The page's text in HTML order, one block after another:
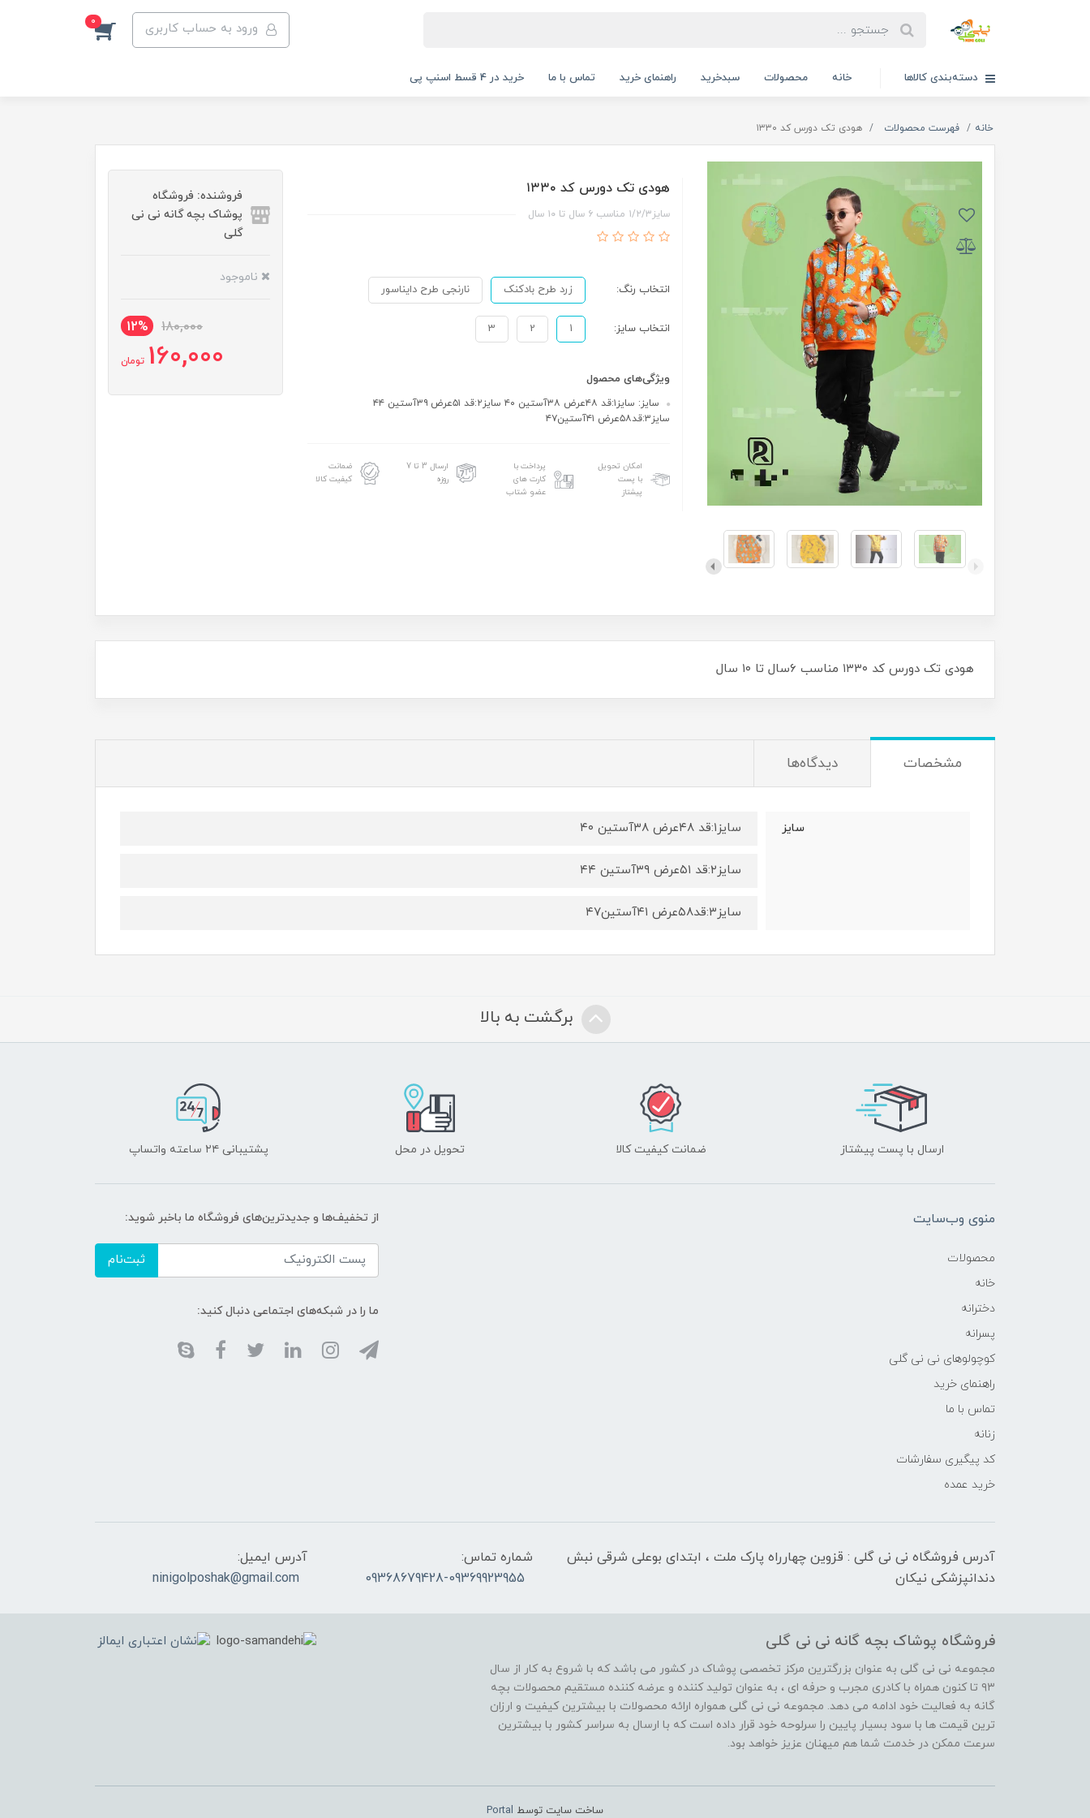
ورود به حساب کاربری 0
دسته‌بندی کالاها خانه محصولات سبدخرید راهنمای خرید تماس با ما خرید در 4 قسط اسنپ پی
خانه فهرست محصولات هودی تک دورس کد ۱۳۳۰
هودی تک دورس کد ۱۳۳۰
سایز۱/۲/۳ مناسب ۶ سال تا ۱۰ سال
انتخاب رنگ: زرد طرح بادکنک نارنجی طرح دایناسور
انتخاب سایز: 1
2
3
ویژگی‌های محصول
سایز: سایز۱:قد ۴۸عرض ۳۸آستین ۴۰ سایز۲:قد ۵۱عرض ۳۹آستین ۴۴
سایز۳:قد۵۸عرض ۴۱آستین۴۷
امکان تحویل
با پست
پیشتاز
پرداخت با
کارت های
عضو شتاب
ارسال 3 تا 7
روزه
ضمانت
کیفیت کالا
فروشنده: فروشگاه
پوشاک بچه گانه نی نی
گلی
ناموجود
180,000
12%
160,000 تومان
هودی تک دورس کد ۱۳۳۰ مناسب ۶سال تا ۱۰ سال
مشخصات دیدگاه‌ها
سایز سایز۱:قد ۴۸عرض ۳۸آستین ۴۰
سایز۲:قد ۵۱عرض ۳۹آستین ۴۴
سایز۳:قد۵۸عرض ۴۱آستین۴۷
برگشت به بالا
ارسال با پست پیشتاز ضمانت کیفیت کالا تحویل در محل پشتیبانی ۲۴ ساعته واتساپ
منوی وب‌سایت
محصولات
خانه
دخترانه
پسرانه
کوچولوهای نی نی گلی
راهنمای خرید
تماس با ما
زنانه
کد پیگیری سفارشات
خرید عمده
از تخفیف‌ها و جدیدترین‌های فروشگاه ما باخبر شوید:
ثبت‌نام
ما را در شبکه‌های اجتماعی دنبال کنید:
آدرس فروشگاه نی نی گلی : قزوین چهارراه پارک ملت ، ابتدای بوعلی شرقی نبش
دندانپزشکی نیکان
شماره تماس:
09368679428-09369923955
آدرس ایمیل:
ninigolposhak@gmail.com
فروشگاه پوشاک بچه گانه نی نی گلی
مجموعه نی نی گلی به عنوان بزرگترین مرکز تخصصی پوشاک در کشور می باشد که با شروع به کار از سال
۹۳ تا کنون همراه با کادری مجرب و حرفه ای ، به عنوان تولید کننده و عرضه کننده مستقیم محصولات بچه
گانه به فعالیت خود ادامه می دهد. مجموعه نی نی گلی همواره ارائه محصولات با بیشترین کیفیت و ارزان
ترین قیمت ها با سود بسیار پایین را سرلوحه خود قرار داده است که با ارسال به سراسر کشور با بیشترین
سرعت ممکن در خدمت شما هم میهنان عزیز خواهد بود.
ساخت سایت توسط Portal